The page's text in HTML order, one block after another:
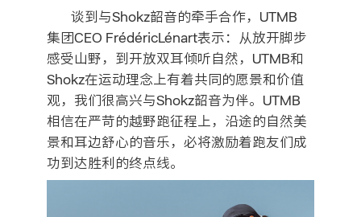
谈到与Shokz韶音的牵手合作，UTMB
集团CEO FrédéricLénart表示：从放开脚步
感受山野，到开放双耳倾听自然，UTMB和
Shokz在运动理念上有着共同的愿景和价值
观，我们很高兴与Shokz韶音为伴。UTMB
相信在严苛的越野跑征程上，沿途的自然美
景和耳边舒心的音乐，必将激励着跑友们成
功到达胜利的终点线。